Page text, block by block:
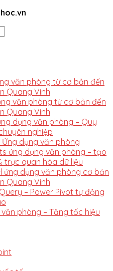
văn phòng từ cơ bản đến
Quang Vinh
văn phòng từ cơ bản đến
Quang Vinh
dụng văn phòng – Quy
nghiệp
Ứng dụng văn phòng
ứng dụng văn phòng – tạo
trực quan hóa dữ liệu
ứng dụng văn phòng cơ bản
Quang Vinh
– Power Pivot tự động
phòng – Tăng tốc hiệu